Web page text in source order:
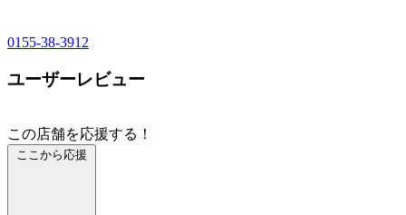
0155-38-3912
ユーザーレビュー
この店舗を応援する！
ここから応援